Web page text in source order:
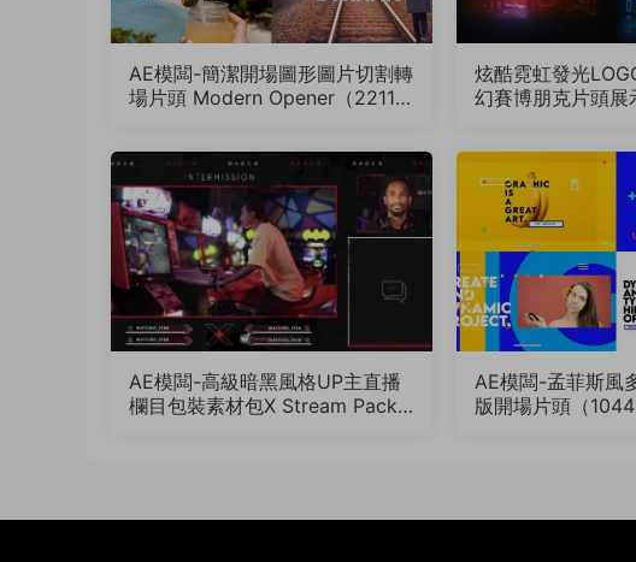
AE模闆-簡潔開場圖形圖片切割轉
場片頭 Modern Opener（22110
炫酷霓虹發光
幻賽博朋克片頭
AE模闆-高級暗黑風格UP主直播
欄目包裝素材包X Stream Packa
AE模闆-孟菲斯風
版開場片頭（1044